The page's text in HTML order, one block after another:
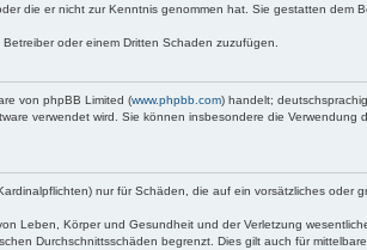
die er nicht zur Kenntnis genommen hat. Sie gestatten dem
oder einem Dritten Schaden zuzufügen.
von phpBB Limited (www.phpbb.com) handelt;
verwendet wird. Sie können insbesondere die Verwendung
nur für Schäden, die auf ein vorsätzliches oder
Leben, Körper und Gesundheit und der Verletzung
Durchschnittsschäden begrenzt. Dies gilt auch für